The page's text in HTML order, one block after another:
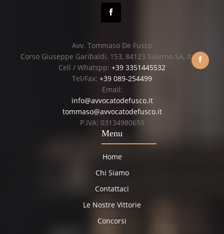
Avv. Tommaso De Fusco
Corso Giuseppe Garibaldi, 153, 84123 Salerno SA, Italia
Cell / Whatspp: +39 3351445532
Tel/Fax: +39 089-254499
Email:
info@avvocatodefusco.it
tommaso@avvocatodefusco.it
P.IVA: 03134980659
Menu
Home
Chi Siamo
Contattaci
Le Nostre Vittorie
Concorsi